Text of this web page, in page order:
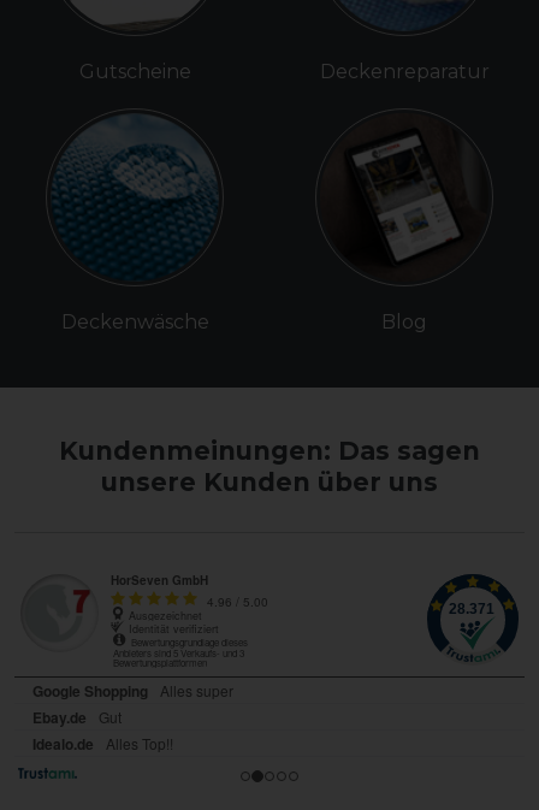
Gutscheine
Deckenwäsche
Deckenreparatur
Blog
Kundenmeinungen: Das sagen
unsere Kunden über uns